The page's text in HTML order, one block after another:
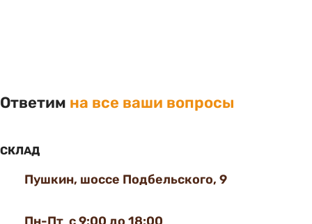
Ответим на все ваши вопросы
СКЛАД
Пушкин, шоссе Подбельского, 9